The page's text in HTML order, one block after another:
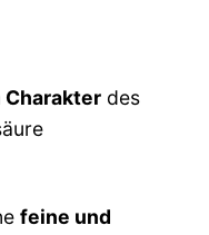
Charakterdes
feine und